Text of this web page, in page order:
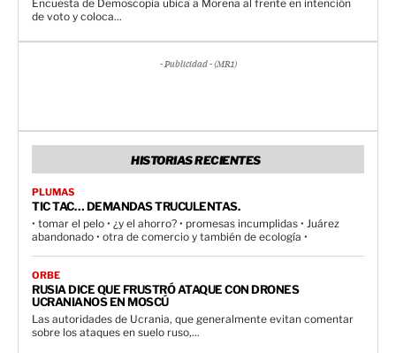
Encuesta de Demoscopia ubica a Morena al frente en intención
de voto y coloca...
- Publicidad - (MR1)
HISTORIAS RECIENTES
PLUMAS
TIC TAC… DEMANDAS TRUCULENTAS.
• tomar el pelo • ¿y el ahorro? • promesas incumplidas • Juárez
abandonado • otra de comercio y también de ecología •
ORBE
RUSIA DICE QUE FRUSTRÓ ATAQUE CON DRONES
UCRANIANOS EN MOSCÚ
Las autoridades de Ucrania, que generalmente evitan comentar
sobre los ataques en suelo ruso,...